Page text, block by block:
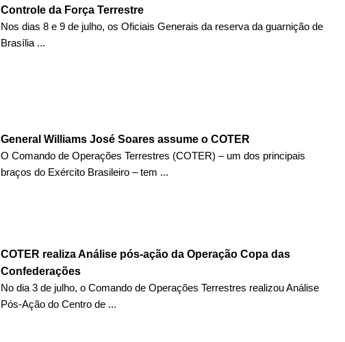
Controle da Força Terrestre
Nos dias 8 e 9 de julho, os Oficiais Generais da reserva da guarnição de
Brasília ...
General Williams José Soares assume o COTER
O Comando de Operações Terrestres (COTER) – um dos principais
braços do Exército Brasileiro – tem ...
COTER realiza Análise pós-ação da Operação Copa das
Confederações
No dia 3 de julho, o Comando de Operações Terrestres realizou Análise
Pós-Ação do Centro de ...